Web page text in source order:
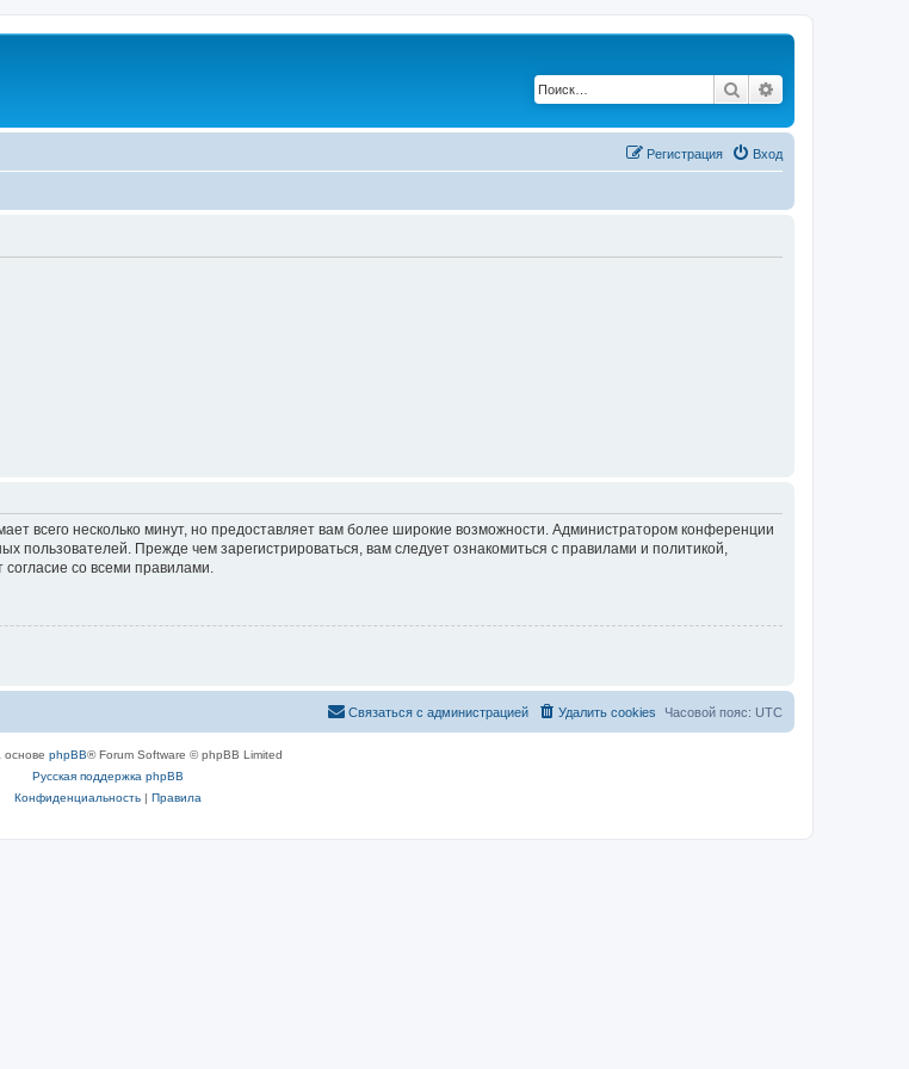
Поиск
Вход
Регистрация
всего несколько минут, но предоставляет вам более широкие возможности. Администратором конференции
пользователей. Прежде чем зарегистрироваться, вам следует ознакомиться с правилами и политикой,
со всеми правилами.
Часовой пояс: UTC
Удалить cookies
Связаться с администрацией
основе phpBB® Forum Software © phpBB Limited
Русская поддержка phpBB
Конфиденциальность| Правила